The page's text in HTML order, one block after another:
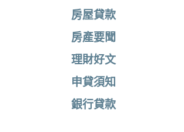
房屋貸款
房產要聞
理財好文
申貸須知
銀行貸款